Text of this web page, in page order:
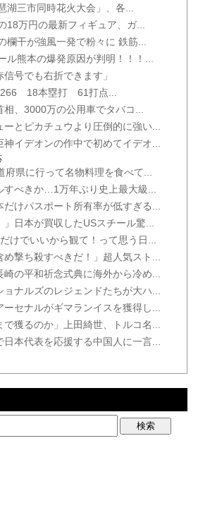
湖三市同時花火大会」、各...
18万円の最新フィギュア、ガ...
欄干が強風一発で粉々に 鉄筋...
ル熊本の爆発原因が判明！！！...
号でも右折できます」
18本塁打 61打点...
相、3000万の公用車でタバコ...
とピカチュウより圧倒的に強い...
神イデオンの作中で初めてイデオ...
県に行って名物料理を食べて...
すべきか…1万年ぶり史上最大級...
けパスポート所有率が低すぎる...
日本が買収したUSスチール驚...
けでいいから観て！って思う日...
め撃ち殺すべきだ！」超人気スト...
の平和祈念式典に海外から冷め...
ョナルズのレジェンドたちが大ハ...
セナルがギマランイスを獲得し...
で獲るのか」上田綺世、トルコ名...
本代表を応援する中国人に一言...